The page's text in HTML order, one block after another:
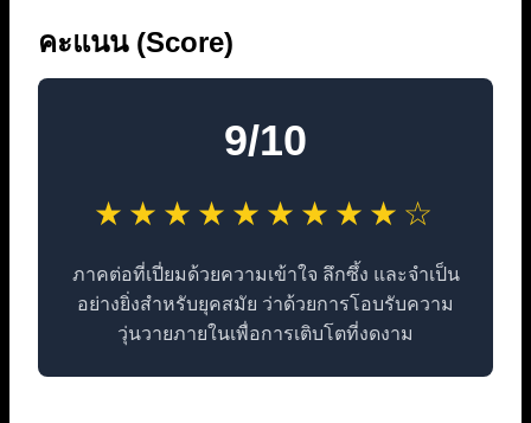
คะแนน (Score)
9/10
★★★★★★★★★☆
ภาคต่อที่เปี่ยมด้วยความเข้าใจ ลึกซึ้ง และจำเป็น
อย่างยิ่งสำหรับยุคสมัย ว่าด้วยการโอบรับความ
วุ่นวายภายในเพื่อการเติบโตที่งดงาม